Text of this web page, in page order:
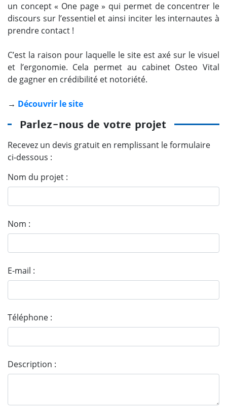
un concept « One page » qui permet de concentrer le
discours sur l’essentiel et ainsi inciter les internautes à
prendre contact !
C’est la raison pour laquelle le site est axé sur le visuel
et l’ergonomie. Cela permet au cabinet Osteo Vital
de gagner en crédibilité et notoriété.
→ Découvrir le site
Parlez-nous de votre projet
Recevez un devis gratuit en remplissant le formulaire
ci-dessous :
Nom du projet :
Nom :
E-mail :
Téléphone :
Description :